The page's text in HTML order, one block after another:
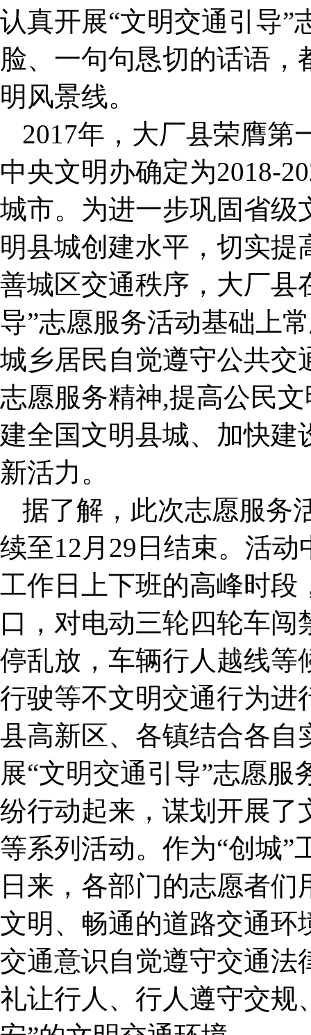
认真开展“文明交通引导”
脸、一句句恳切的话语，
明风景线。
2017年，大厂县荣膺第
中央文明办确定为2018-
城市。为进一步巩固省级
明县城创建水平，切实
善城区交通秩序，大厂县
导”志愿服务活动基础上
城乡居民自觉遵守公共交
志愿服务精神,提高公民
建全国文明县城、加快建
新活力。
据了解，此次志愿服务
续至12月29日结束。活
工作日上下班的高峰时段
口，对电动三轮四轮车
停乱放，车辆行人越线等
行驶等不文明交通行为进
县高新区、各镇结合各自
展“文明交通引导”志愿
纷行动起来，谋划开展了
等系列活动。作为“创城
日来，各部门的志愿者
文明、畅通的道路交通环
交通意识自觉遵守交通法
礼让行人、行人遵守交规